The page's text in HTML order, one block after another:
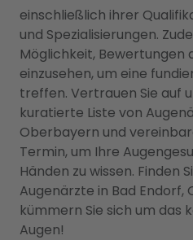
einschließlich ihrer
und Spezialisierungen.
Möglichkeit, Bewertungen
einzusehen, um eine
treffen. Vertrauen Sie auf
kuratierte Liste von
Oberbayern und
Termin, um Ihre
Händen zu wissen. Finden
Augenärzte in Bad Endorf,
kümmern Sie sich um das
Augen!